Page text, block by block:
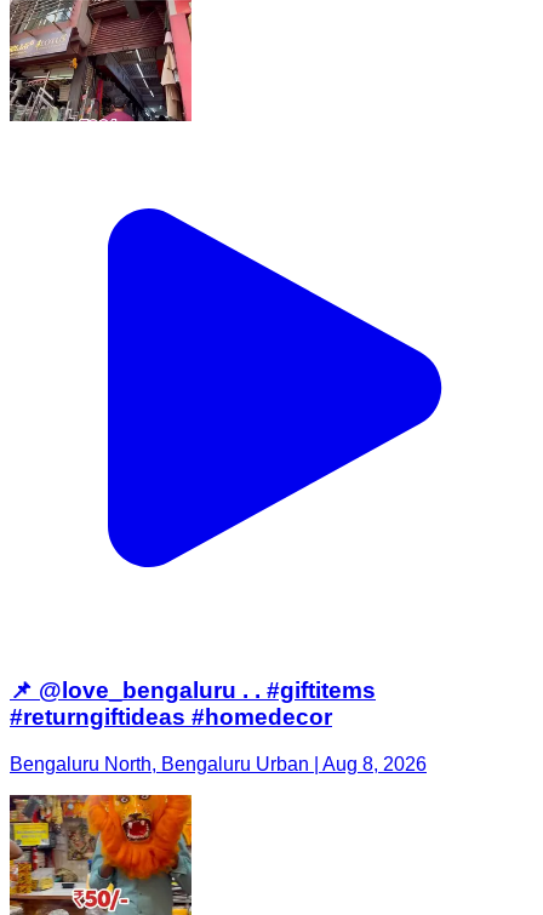
📌 @love_bengaluru . . #giftitems
#returngiftideas #homedecor
Bengaluru North, Bengaluru Urban | Aug 8, 2026